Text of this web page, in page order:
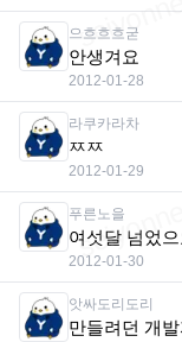
으흐흐흐굳
안생겨요
2012-01-28
라쿠카라차
ㅉㅉ
2012-01-29
푸른노을
여섯달 넘었
2012-01-30
앗싸도리도리
만들려던 개